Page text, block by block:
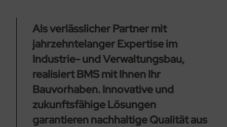
Als verlässlicher Partner mit
jahrzehntelanger Expertise im
Industrie- und Verwaltungsbau,
realisiert BMS mit Ihnen Ihr
Bauvorhaben. Innovative und
zukunftsfähige Lösungen
garantieren nachhaltige Qualität aus